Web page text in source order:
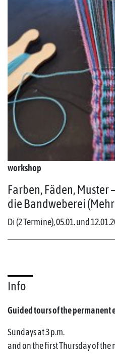
workshop
Farben, Fäden, Muster
die Bandweberei
Di (2 Termine), 05.01. und
Info
Guided tours of the permanent
Sundays at 3 p.m.
and on the first Thursday of the